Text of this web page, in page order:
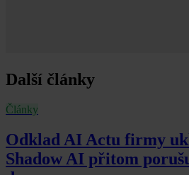
Další články
Články
Odklad AI Actu firmy
Shadow AI přitom